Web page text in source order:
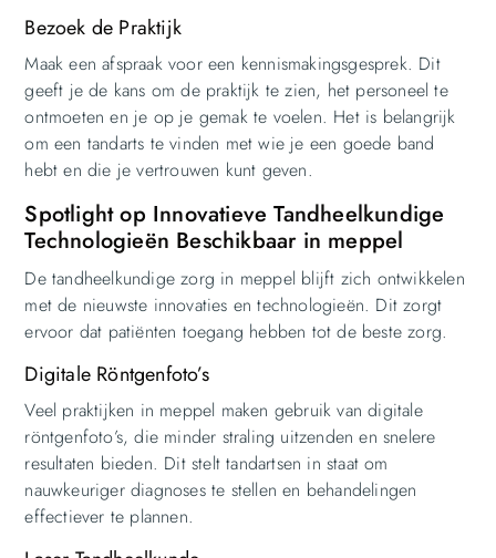
Bezoek de Praktijk
Maak een afspraak voor een kennismakingsgesprek. Dit
geeft je de kans om de praktijk te zien, het personeel te
ontmoeten en je op je gemak te voelen. Het is belangrijk
om een tandarts te vinden met wie je een goede band
hebt en die je vertrouwen kunt geven.
Spotlight op Innovatieve Tandheelkundige
Technologieën Beschikbaar in meppel
De tandheelkundige zorg in meppel blijft zich ontwikkelen
met de nieuwste innovaties en technologieën. Dit zorgt
ervoor dat patiënten toegang hebben tot de beste zorg.
Digitale Röntgenfoto’s
Veel praktijken in meppel maken gebruik van digitale
röntgenfoto’s, die minder straling uitzenden en snelere
resultaten bieden. Dit stelt tandartsen in staat om
nauwkeuriger diagnoses te stellen en behandelingen
effectiever te plannen.